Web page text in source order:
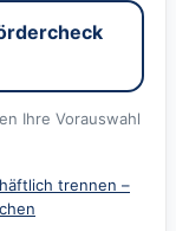
Ihre Vorauswahl
trennen –